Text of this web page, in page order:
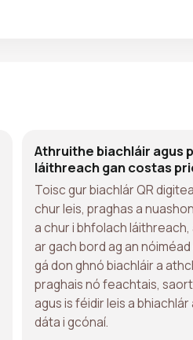
Athruithe biachláir agus
láithreach gan costas
Toisc gur biachlár QR
chur leis, praghas a
a chur i bhfolach
ar gach bord ag an
gá don ghnó biachláir a
praghais nó feachtais,
agus is féidir leis a
dáta i gcónaí.